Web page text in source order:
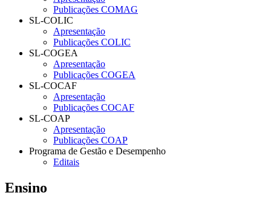
Publicações COMAG
SL-COLIC
Apresentação
Publicações COLIC
SL-COGEA
Apresentação
Publicações COGEA
SL-COCAF
Apresentação
Publicações COCAF
SL-COAP
Apresentação
Publicações COAP
Programa de Gestão e Desempenho
Editais
Ensino